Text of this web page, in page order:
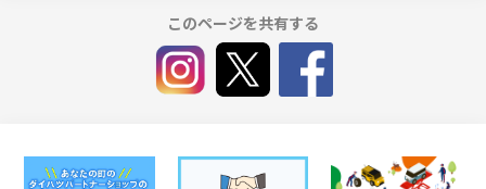
このページを共有する